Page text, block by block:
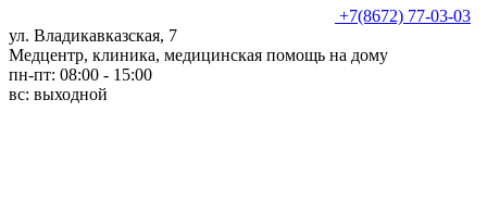
+7(8672) 77-03-03
ул. Владикавказская, 7
Медцентр, клиника, медицинская помощь на дому
пн-пт: 08:00 - 15:00
вс: выходной